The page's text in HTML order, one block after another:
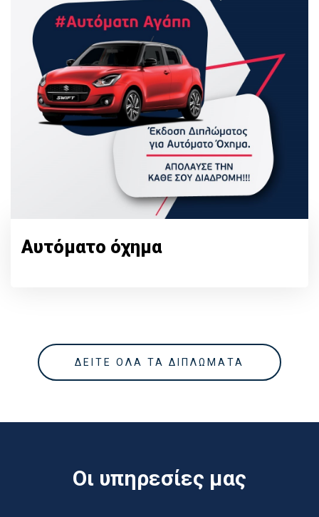
Αυτόματο όχημα
ΔΕΙΤΕ ΟΛΑ ΤΑ ΔΙΠΛΩΜΑΤΑ
Οι υπηρεσίες μας